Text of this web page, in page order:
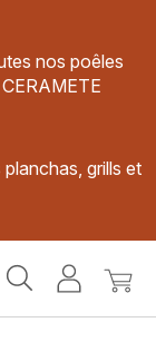
nos poêles
grills et
MonMon